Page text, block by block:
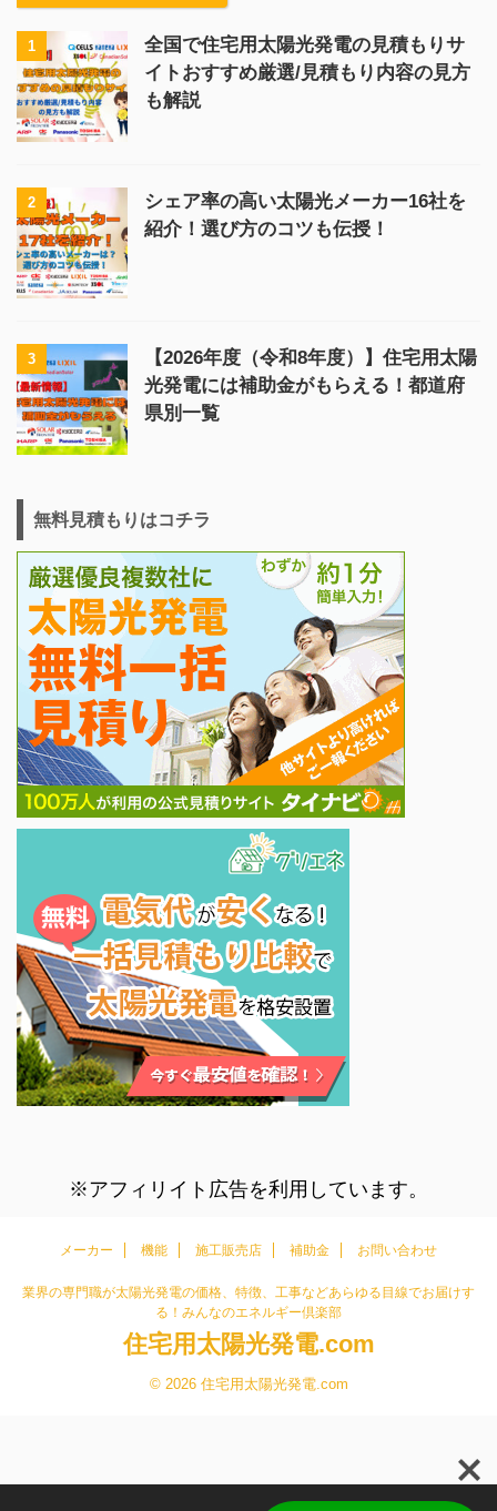
1
全国で住宅用太陽光発電の見積もりサ
イトおすすめ厳選/見積もり内容の見方
も解説
2
シェア率の高い太陽光メーカー16社を
紹介！選び方のコツも伝授！
3
【2026年度（令和8年度）】住宅用太陽
光発電には補助金がもらえる！都道府
県別一覧
無料見積もりはコチラ
※アフィリイト広告を利用しています。
メーカー 機能 施工販売店 補助金 お問い合わせ
業界の専門職が太陽光発電の価格、特徴、工事などあらゆる目線でお届けす
る！みんなのエネルギー倶楽部
住宅用太陽光発電.com
© 2026 住宅用太陽光発電.com